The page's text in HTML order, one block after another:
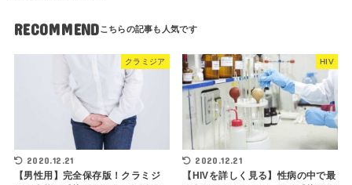
RECOMMEND
クラミジア
2020.12.21
【男性用】完全保存版！クラミジ
HIV
2020.12.21
【HIVを詳しく見る】性病の中で最